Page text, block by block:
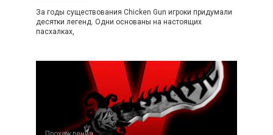
За годы существования Chicken Gun игроки придумали
десятки легенд. Одни основаны на настоящих
пасхалках,